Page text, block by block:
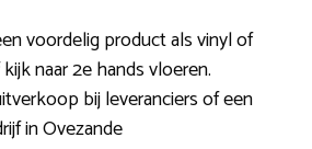
voordelig product als vinyl of
naar 2e hands vloeren.
bij leveranciers of een
in Ovezande